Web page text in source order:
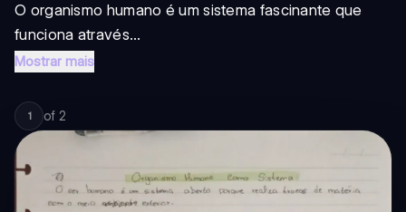
O organismo humano é um sistema fascinante que
funciona através...
Mostrar mais
1 of 2